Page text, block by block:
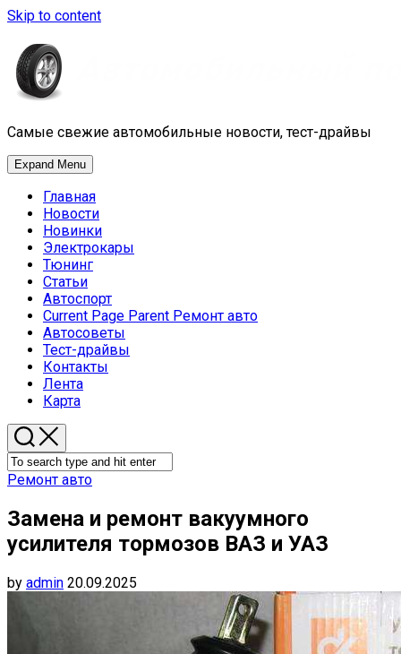
Skip to content
Самые свежие автомобильные новости, тест-драйвы
Expand Menu
Главная
Новости
Новинки
Электрокары
Тюнинг
Статьи
Автоспорт
Current Page Parent Ремонт авто
Автосоветы
Тест-драйвы
Контакты
Лента
Карта
Ремонт авто
Замена и ремонт вакуумного
усилителя тормозов ВАЗ и УАЗ
by admin 20.09.2025